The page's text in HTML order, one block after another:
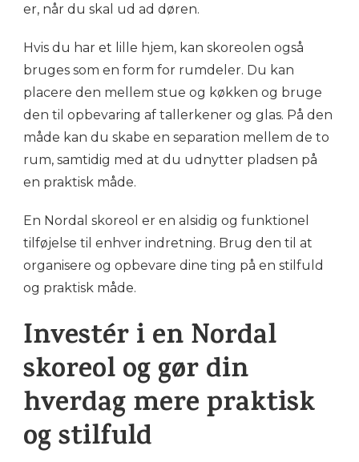
er, når du skal ud ad døren.
Hvis du har et lille hjem, kan skoreolen også
bruges som en form for rumdeler. Du kan
placere den mellem stue og køkken og bruge
den til opbevaring af tallerkener og glas. På den
måde kan du skabe en separation mellem de to
rum, samtidig med at du udnytter pladsen på
en praktisk måde.
En Nordal skoreol er en alsidig og funktionel
tilføjelse til enhver indretning. Brug den til at
organisere og opbevare dine ting på en stilfuld
og praktisk måde.
Investér i en Nordal
skoreol og gør din
hverdag mere praktisk
og stilfuld